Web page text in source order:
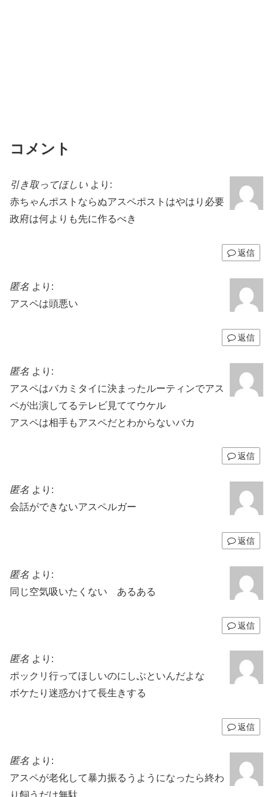
コメント
引き取ってほしい より:
赤ちゃんポストならぬアスペポストはやはり必要
政府は何よりも先に作るべき
返信
匿名 より:
アスペは頭悪い
返信
匿名 より:
アスペはバカミタイに決まったルーティンでアス
ペが出演してるテレビ見ててウケル
アスペは相手もアスペだとわからないバカ
返信
匿名 より:
会話ができないアスペルガー
返信
匿名 より:
同じ空気吸いたくない あるある
返信
匿名 より:
ポックリ行ってほしいのにしぶといんだよな
ボケたり迷惑かけて長生きする
返信
匿名 より:
アスペが老化して暴力振るうようになったら終わ
り飼うだけ無駄